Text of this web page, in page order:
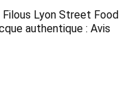
Filous Lyon Street Food
authentique : Avis